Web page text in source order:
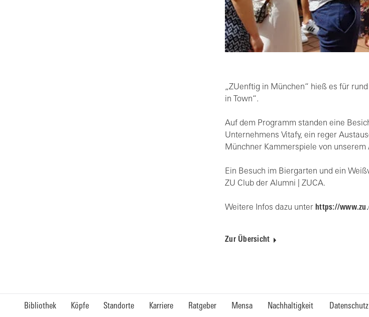
„ZUenftig in München“ hieß es für
in Town“.
Auf dem Programm standen eine
Unternehmens Vitafy, ein reger
Münchner Kammerspiele von
Ein Besuch im Biergarten und ein
ZU Club der Alumni | ZUCA.
Weitere Infos dazu unter https://
Zur Übersicht
Bibliothek Köpfe Standorte Karriere Ratgeber Mensa Nachhaltigkeit Datenschutz